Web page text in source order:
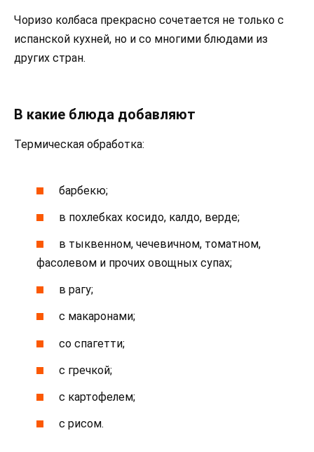
Чоризо колбаса прекрасно сочетается не только с
испанской кухней, но и со многими блюдами из
других стран.
В какие блюда добавляют
Термическая обработка:
барбекю;
в похлебках косидо, калдо, верде;
в тыквенном, чечевичном, томатном,
фасолевом и прочих овощных супах;
в рагу;
с макаронами;
со спагетти;
с гречкой;
с картофелем;
с рисом.